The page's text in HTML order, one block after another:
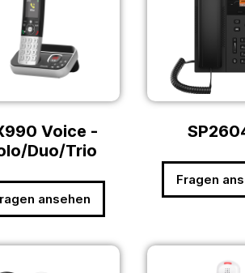
Voice -
Duo/Trio
ansehen
Fragen